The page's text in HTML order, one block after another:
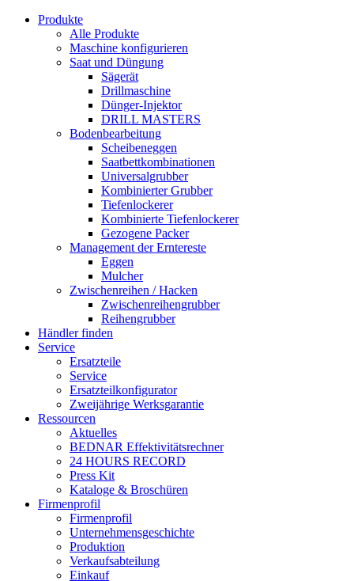
Produkte
Alle Produkte
Maschine konfigurieren
Saat und Düngung
Sägerät
Drillmaschine
Dünger-Injektor
DRILL MASTERS
Bodenbearbeitung
Scheibeneggen
Saatbettkombinationen
Universalgrubber
Kombinierter Grubber
Tiefenlockerer
Kombinierte Tiefenlockerer
Gezogene Packer
Management der Erntereste
Eggen
Mulcher
Zwischenreihen / Hacken
Zwischenreihengrubber
Reihengrubber
Händler finden
Service
Ersatzteile
Service
Ersatzteilkonfigurator
Zweijährige Werksgarantie
Ressourcen
Aktuelles
BEDNAR Effektivitätsrechner
24 HOURS RECORD
Press Kit
Kataloge & Broschüren
Firmenprofil
Firmenprofil
Unternehmensgeschichte
Produktion
Verkaufsabteilung
Einkauf